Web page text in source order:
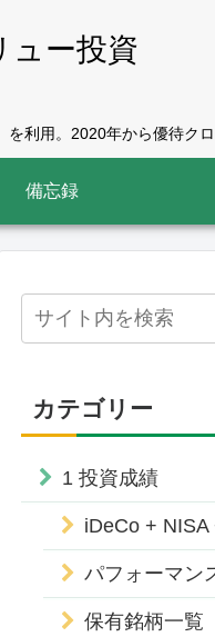
ュー投資
利用。2020年から優待クロ
備忘録
カテゴリー
1 投資成績
iDeCo + NISA
パフォーマン
保有銘柄一覧